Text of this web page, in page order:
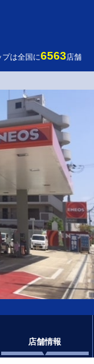
プは全国に6563店舗
店舗情報